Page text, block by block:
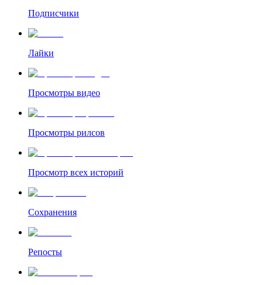
Подписчики
Лайки
Просмотры видео
Просмотры рилсов
Просмотр всех историй
Сохранения
Репосты